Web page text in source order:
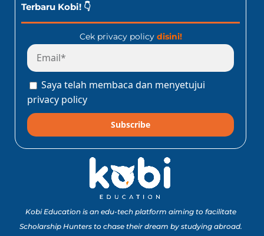
Edukatif ke Jepang!
10 Lomba Jurusan
Matematika untuk
Portofolio Anak SMA
Buat Study Abroad Yang
Terbaru Kobi! 👇
Cek privacy policy disini!
Saya telah membaca dan menyetujui
privacy policy
Subscribe
Kobi Education is an edu-tech platform aiming to facilitate
Scholarship Hunters to chase their dream by studying abroad.